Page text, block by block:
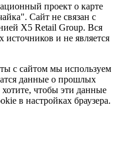
проект о карте
Сайт не связан с
X5 Retail Group. Вся
и не является
с сайтом мы используем
данные о прошлых
чтобы эти данные
в настройках браузера.